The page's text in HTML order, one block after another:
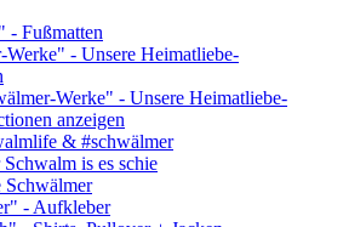
- Fußmatten
Werke" - Unsere Heimatliebe-
Werke" - Unsere Heimatliebe-
anzeigen
& #schwälmer
is es schie
Schwälmer
- Aufkleber